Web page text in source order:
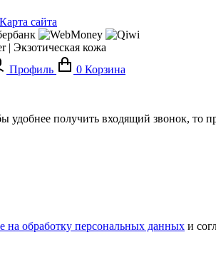
Карта сайта
Экзотическая кожа
Профиль 0 Корзина
удобнее получить входящий звонок,
на обработку персональных данных и